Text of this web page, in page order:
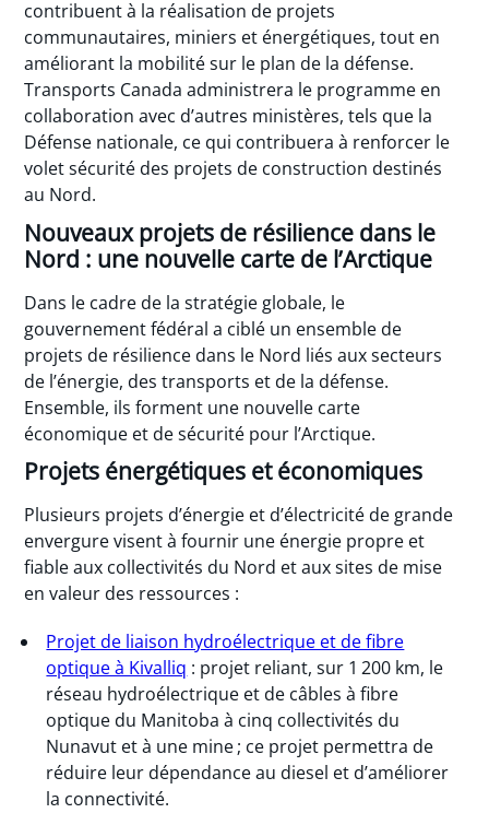
contribuent à la réalisation de projets
communautaires, miniers et énergétiques, tout en
améliorant la mobilité sur le plan de la défense.
Transports Canada administrera le programme en
collaboration avec d’autres ministères, tels que la
Défense nationale, ce qui contribuera à renforcer le
volet sécurité des projets de construction destinés
au Nord.
Nouveaux projets de résilience dans le
Nord : une nouvelle carte de l’Arctique
Dans le cadre de la stratégie globale, le
gouvernement fédéral a ciblé un ensemble de
projets de résilience dans le Nord liés aux secteurs
de l’énergie, des transports et de la défense.
Ensemble, ils forment une nouvelle carte
économique et de sécurité pour l’Arctique.
Projets énergétiques et économiques
Plusieurs projets d’énergie et d’électricité de grande
envergure visent à fournir une énergie propre et
fiable aux collectivités du Nord et aux sites de mise
en valeur des ressources :
Projet de liaison hydroélectrique et de fibre
optique à Kivalliq : projet reliant, sur 1 200 km, le
réseau hydroélectrique et de câbles à fibre
optique du Manitoba à cinq collectivités du
Nunavut et à une mine ; ce projet permettra de
réduire leur dépendance au diesel et d’améliorer
la connectivité.